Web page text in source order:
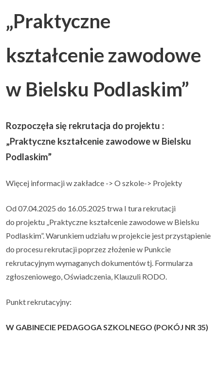
Kursy zawodowe
Rekrutacja
Kontakt
„Praktyczne
kształcenie zawodowe
w Bielsku Podlaskim”
Rozpoczęła się rekrutacja do projektu :
„Praktyczne kształcenie zawodowe w Bielsku
Podlaskim”
Więcej informacji w zakładce -> O szkole-> Projekty
Od 07.04.2025 do 16.05.2025 trwa I tura rekrutacji
do projektu „Praktyczne kształcenie zawodowe w Bielsku
Podlaskim”. Warunkiem udziału w projekcie jest przystąpienie
do procesu rekrutacji poprzez złożenie w Punkcie
rekrutacyjnym wymaganych dokumentów tj. Formularza
zgłoszeniowego, Oświadczenia, Klauzuli RODO.
Punkt rekrutacyjny:
W GABINECIE PEDAGOGA SZKOLNEGO (POKÓJ NR 35)